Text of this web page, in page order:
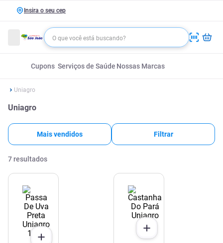
Insira o seu cep
Cupons Serviços de Saúde Nossas Marcas
Uniagro
Uniagro
Mais vendidos Filtrar
7 resultados